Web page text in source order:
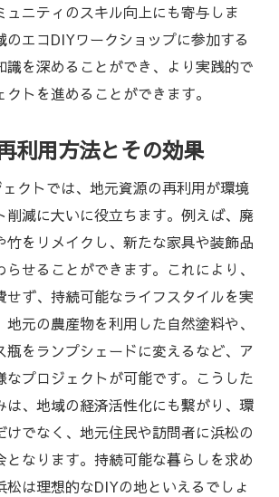
ュニティのスキル向上にも寄与しま
のエコDIYワークショップに参加する
識を深めることができ、より実践的で
トを進めることができます。
利用方法とその効果
クトでは、地元資源の再利用が環境
削減に大いに役立ちます。例えば、廃
竹をリメイクし、新たな家具や装飾品
せることができます。これにより、
せず、持続可能なライフスタイルを実
元の農産物を利用した自然塗料や、
瓶をランプシェードに変えるなど、ア
なプロジェクトが可能です。こうした
は、地域の経済活性化にも繋がり、環
けでなく、地元住民や訪問者に浜松の
となります。持続可能な暮らしを求め
松は理想的なDIYの地といえるでしょ